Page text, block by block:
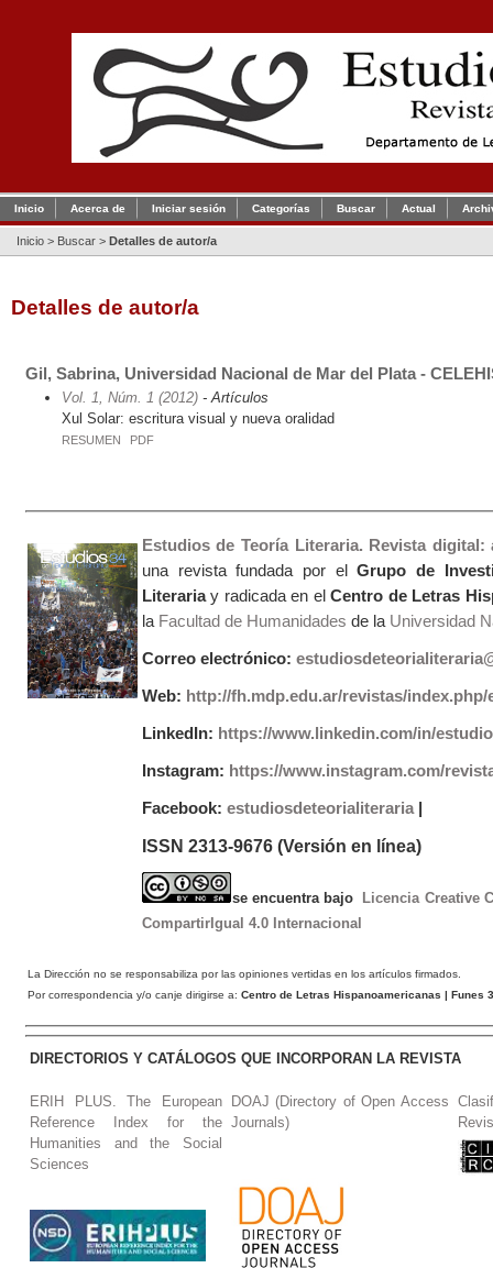
Inicio Acerca de Iniciar sesión Categorías Buscar Actual
Inicio > Buscar > Detalles de autor/a
Detalles de autor/a
Gil, Sabrina, Universidad Nacional de Mar del Plata -
Vol. 1, Núm. 1 (2012)- Artículos
Xul Solar: escritura visual y nueva oralidad
RESUMEN PDF
Estudios de Teoría Literaria. Revista
una revista fundada por elGrupo de
Literariay radicada en elCentro de Letras
la Facultad de Humanidades de laUniversidad
Correo electrónico:
Web: http://fh.mdp.edu.ar/revistas/index.php/
LinkedIn: https://www.linkedin.com/in/
Instagram: https://www.instagram.com/
Facebook: estudiosdeteorialiteraria|
ISSN 2313-9676 (Versión en línea)
se encuentra bajo Licencia Creative
CompartirIgual 4.0 Internacional
La Dirección no se responsabiliza por las opiniones vertidas en los artículos firmados.
Por correspondencia y/o canje dirigirse a: Centro de Letras Hispanoamericanas | Funes
DIRECTORIOS Y CATÁLOGOS QUE INCORPORAN LA REVISTA
ERIH PLUS. The European
Reference Index for the
Humanities and the Social
Sciences
DOAJ (Directory of Open Access
Journals)